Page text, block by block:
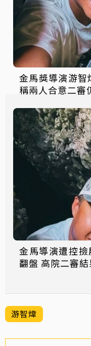
金馬獎導演游智
稱兩人合意二審
金馬導演遭控
翻盤 高院二審
游智煒